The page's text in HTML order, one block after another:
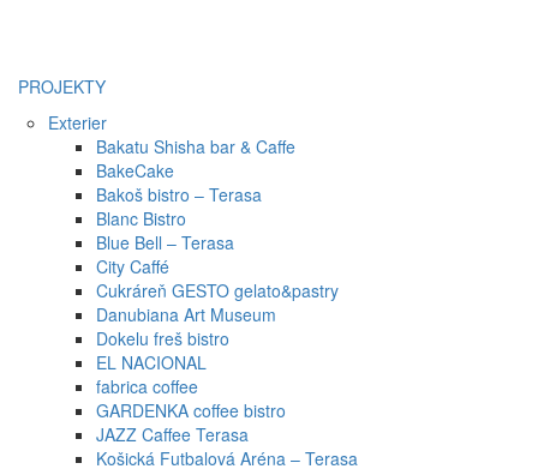
PROJEKTY
Exterier
Bakatu Shisha bar & Caffe
BakeCake
Bakoš bistro – Terasa
Blanc Bistro
Blue Bell – Terasa
City Caffé
Cukráreň GESTO gelato&pastry
Danubiana Art Museum
Dokelu freš bistro
EL NACIONAL
fabrica coffee
GARDENKA coffee bistro
JAZZ Caffee Terasa
Košická Futbalová Aréna – Terasa